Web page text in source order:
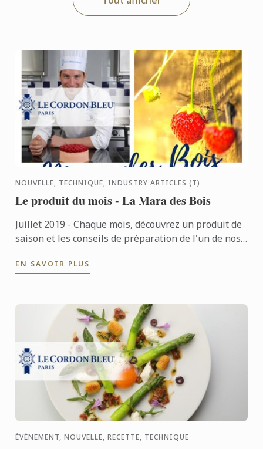
NOUVELLE, TECHNIQUE, INDUSTRY ARTICLES (T)
Le produit du mois - La Mara des Bois
Juillet 2019 - Chaque mois, découvrez un produit de
saison et les conseils de préparation de l'un de nos
EN SAVOIR PLUS
ÉVÈNEMENT, NOUVELLE, RECETTE, TECHNIQUE